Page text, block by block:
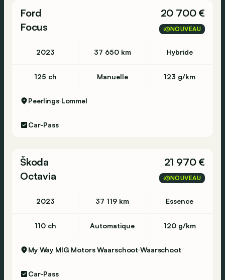
Ford
Focus
20 700 €
NOUVEAU
2023 37 650 km Hybride
125 ch Manuelle 123 g/km
Peerlings Lommel
Car-Pass
Škoda
Octavia
21 970 €
NOUVEAU
2023 37 119 km Essence
110 ch Automatique 120 g/km
My Way MIG Motors Waarschoot Waarschoot
Car-Pass